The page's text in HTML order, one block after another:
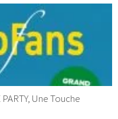
Une Touche